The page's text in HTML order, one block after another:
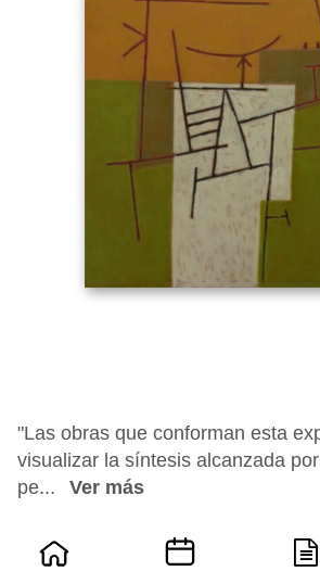
"Las obras que conforman esta
visualizar la síntesis alcanzada
pe...
Ver más